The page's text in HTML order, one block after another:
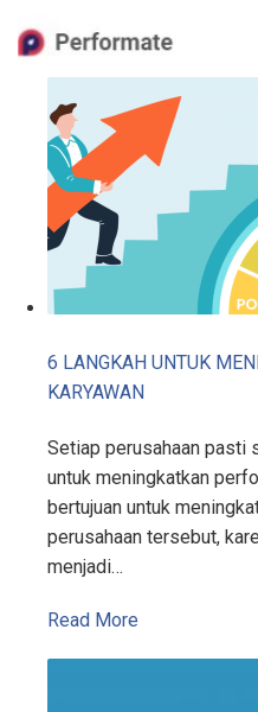
content
6 LANGKAH UNTUK
KARYAWAN
Setiap perusahaan pasti
untuk meningkatkan
bertujuan untuk
perusahaan tersebut,
menjadi…
Read More